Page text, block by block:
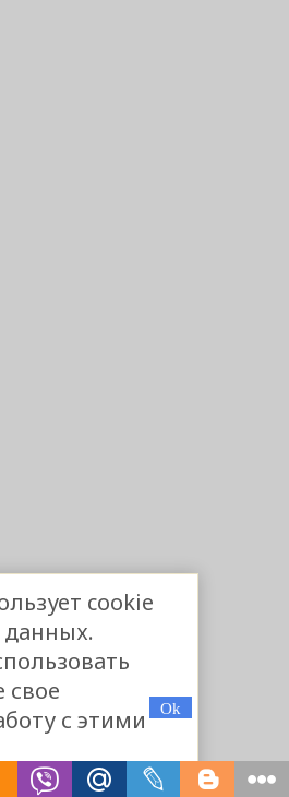
cookie
свое
с этими